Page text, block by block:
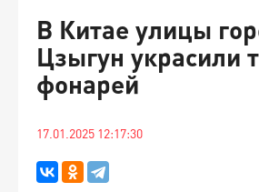
В Китае улицы
Цзыгун украсили
фонарей
17.01.2025 12:17:30